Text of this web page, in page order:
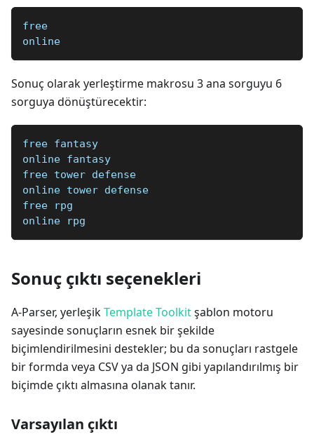
free
online
Sonuç olarak yerleştirme makrosu 3 ana sorguyu 6
sorguya dönüştürecektir:
free fantasy
online fantasy
free tower defense
online tower defense
free rpg
online rpg
Sonuç çıktı seçenekleri
A-Parser, yerleşikTemplate Toolkitşablon motoru
sayesinde sonuçların esnek bir şekilde
biçimlendirilmesini destekler; bu da sonuçları rastgele
bir formda veya CSV ya da JSON gibi yapılandırılmış bir
biçimde çıktı almasına olanak tanır.
Varsayılan çıktı